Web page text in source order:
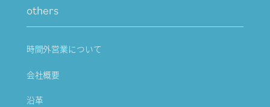
others
時間外営業について
会社概要
沿革